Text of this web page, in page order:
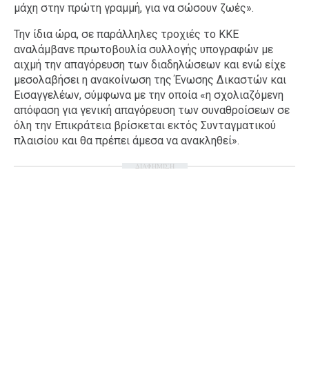
μάχη στην πρώτη γραμμή, για να σώσουν ζωές».
Την ίδια ώρα, σε παράλληλες τροχιές το ΚΚΕ
αναλάμβανε πρωτοβουλία συλλογής υπογραφών με
αιχμή την απαγόρευση των διαδηλώσεων και ενώ είχε
μεσολαβήσει η ανακοίνωση της Ένωσης Δικαστών και
Εισαγγελέων, σύμφωνα με την οποία «η σχολιαζόμενη
απόφαση για γενική απαγόρευση των συναθροίσεων σε
όλη την Επικράτεια βρίσκεται εκτός Συνταγματικού
πλαισίου και θα πρέπει άμεσα να ανακληθεί».
ΔΙΑΦΗΜΙΣΗ